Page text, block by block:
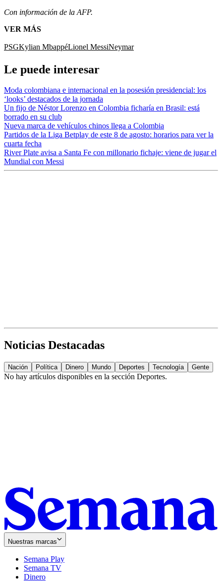
Con información de la AFP.
VER MÁS
PSGKylian MbappéLionel MessiNeymar
Le puede interesar
Moda colombiana e internacional en la posesión presidencial: los
‘looks’ destacados de la jornada
Un fijo de Néstor Lorenzo en Colombia ficharía en Brasil: está
borrado en su club
Nueva marca de vehículos chinos llega a Colombia
Partidos de la Liga Betplay de este 8 de agosto: horarios para ver la
cuarta fecha
River Plate avisa a Santa Fe con millonario fichaje: viene de jugar el
Mundial con Messi
Noticias Destacadas
Nación Política Dinero Mundo Deportes Tecnología Gente
No hay artículos disponibles en la sección Deportes.
Nuestras marcas
Semana Play
Semana TV
Dinero